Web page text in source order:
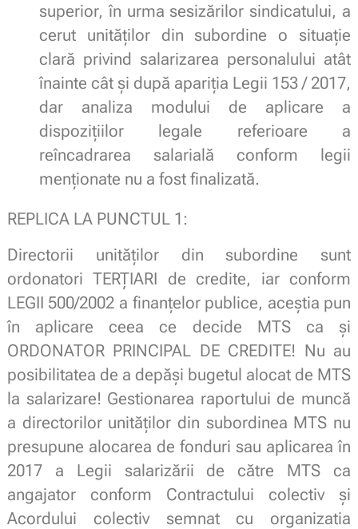
superior, în urma sesizărilor sindicatului, a
cerut unităţilor din subordine o situaţie
clară privind salarizarea personalului atât
înainte cât şi după apariţia Legii 153 / 2017,
dar analiza modului de aplicare a
dispoziţiilor legale referioare a
reîncadrarea salarială conform legii
menţionate nu a fost finalizată.
REPLICA LA PUNCTUL 1:
Directorii unităților din subordine sunt
ordonatori TERȚIARI de credite, iar conform
LEGII 500/2002 a finanțelor publice, aceștia pun
în aplicare ceea ce decide MTS ca și
ORDONATOR PRINCIPAL DE CREDITE! Nu au
posibilitatea de a depăși bugetul alocat de MTS
la salarizare! Gestionarea raportului de muncă
a directorilor unităților din subordinea MTS nu
presupune alocarea de fonduri sau aplicarea în
2017 a Legii salarizării de către MTS ca
angajator conform Contractului colectiv și
Acordului colectiv semnat cu organizatia